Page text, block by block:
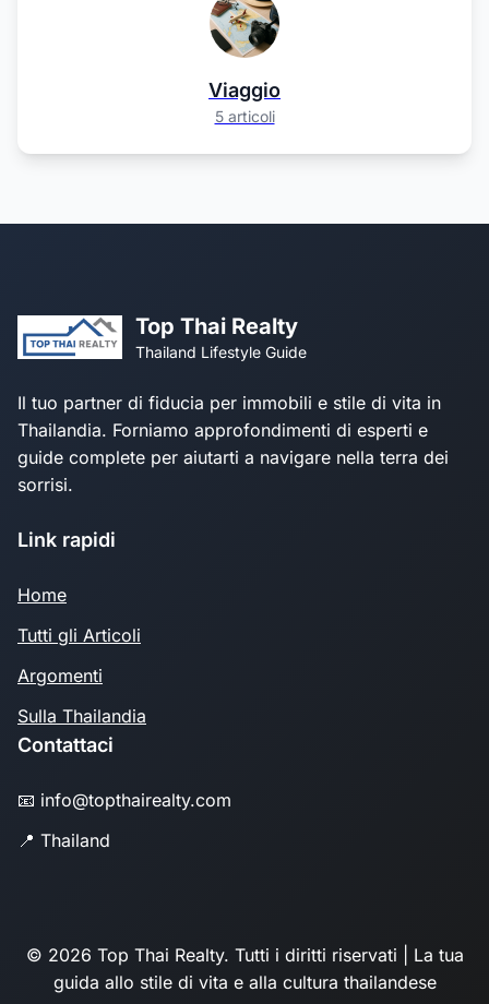
Viaggio
5 articoli
Top Thai Realty
Thailand Lifestyle Guide
Il tuo partner di fiducia per immobili e stile di vita in
Thailandia. Forniamo approfondimenti di esperti e
guide complete per aiutarti a navigare nella terra dei
sorrisi.
Link rapidi
Home
Tutti gli Articoli
Argomenti
Sulla Thailandia
Contattaci
📧 info@topthairealty.com
📍 Thailand
© 2026 Top Thai Realty. Tutti i diritti riservati | La tua
guida allo stile di vita e alla cultura thailandese